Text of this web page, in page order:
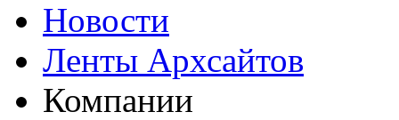
Новости
Ленты Архсайтов
Компании